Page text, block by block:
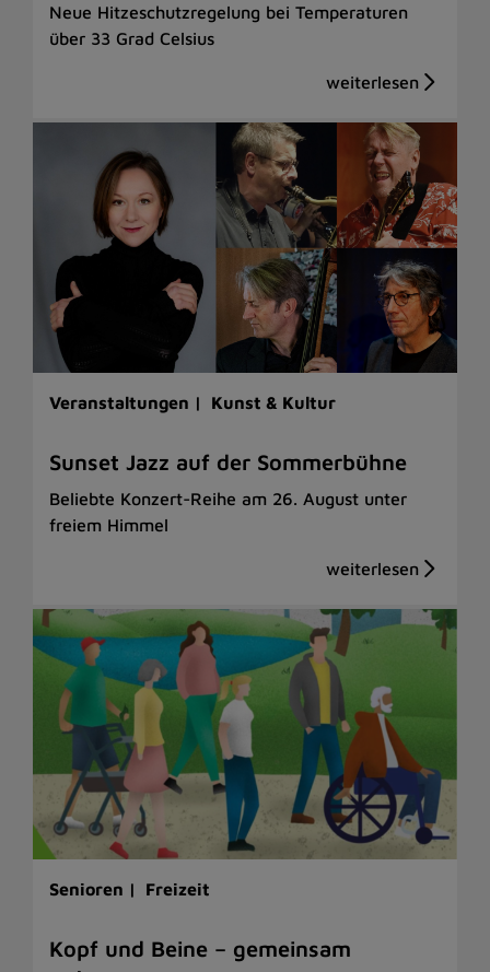
Neue Hitzeschutzregelung bei Temperaturen
über 33 Grad Celsius
Veranstaltungen | Kunst & Kultur
Sunset Jazz auf der Sommerbühne
Beliebte Konzert-Reihe am 26. August unter
freiem Himmel
Senioren | Freizeit
Kopf und Beine – gemeinsam